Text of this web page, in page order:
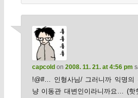
capcoldon 2008. 11. 21. at 4:56 pm
!@#… 인형사님/ 그러니까 익명의
냥 이동관 대변인이라니까요… (핫